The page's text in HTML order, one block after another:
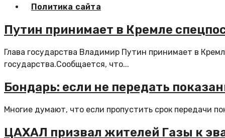
Политика сайта
Путин принимает в Кремле
Глава государства Владимир Путин принимает в
государства.Сообщается, что...
Бондарь: если не передать
Многие думают, что если пропустить срок передачи
ЦАХАЛ призвал жителей Газы к